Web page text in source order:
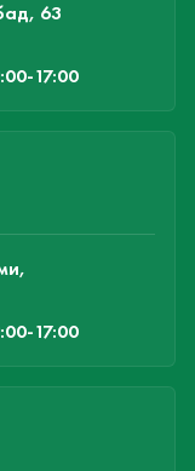
63
17:00
17:00